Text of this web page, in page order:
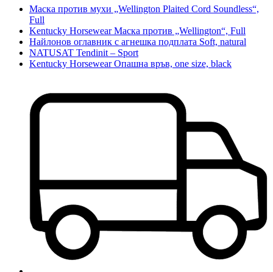
Маска против мухи „Wellington Plaited Cord Soundless“,
Full
Kentucky Horsewear Маска против „Wellington“, Full
Найлонов оглавник с агнешка подплата Soft, natural
NATUSAT Tendinit – Sport
Kentucky Horsewear Опашна връв, one size, black